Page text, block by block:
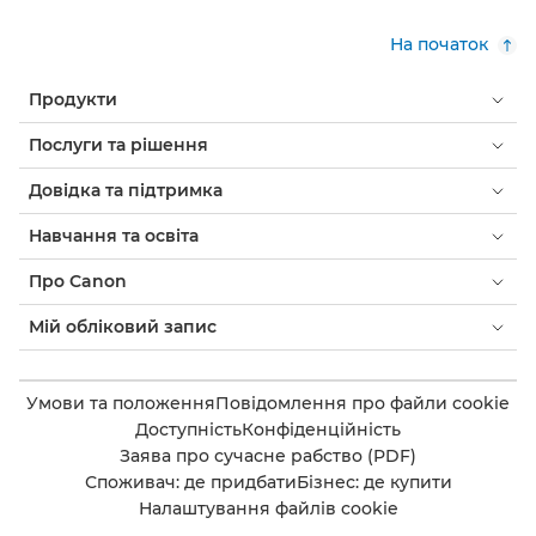
На початок
Продукти
Послуги та рішення
Довідка та підтримка
Навчання та освіта
Про Canon
Мій обліковий запис
Умови та положенняПовідомлення про файли cookie
ДоступністьКонфіденційність
Заява про сучасне рабство (PDF)
Споживач: де придбатиБізнес: де купити
Налаштування файлів cookie